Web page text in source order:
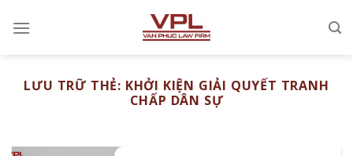
đến
LƯU TRỮ THẺ: KHỞI KIỆN GIẢI QUYẾT TRANH
CHẤP DÂN SỰ